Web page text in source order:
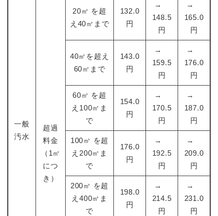
一般
汚水
超過
料金
（1㎥
につ
き）
20㎥ を超
え40㎥まで
132.0
円
→
148.5
円
→
165.0
円
40㎥を超え
60㎥まで
143.0
円
→
159.5
円
→
176.0
円
60㎥ を超
え100㎥ま
で
154.0
円
→
170.5
円
→
187.0
円
100㎥ を超
え200㎥ま
で
176.0
円
→
192.5
円
→
209.0
円
200㎥ を超
え400㎥ま
で
198.0
円
→
214.5
円
→
231.0
円